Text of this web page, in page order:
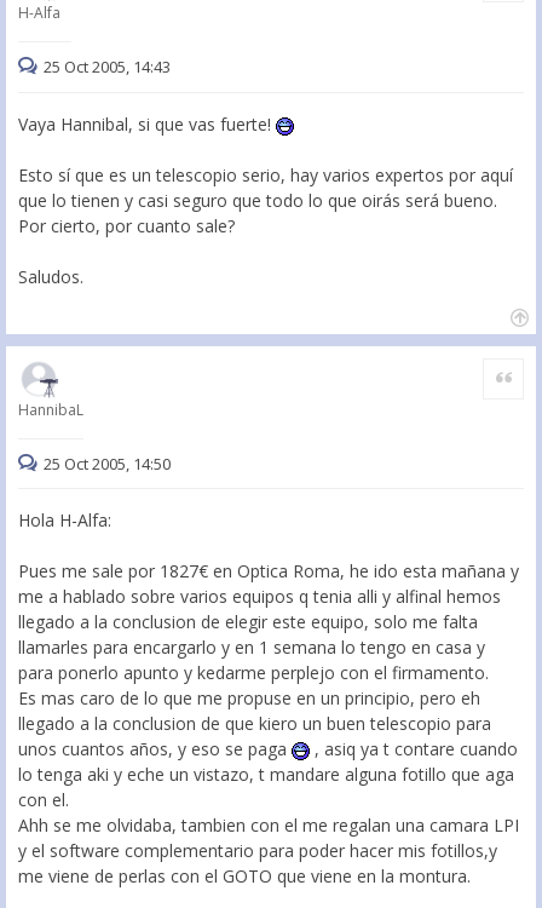
H-Alfa
25 Oct 2005, 14:43
Vaya Hannibal, si que vas fuerte!
Esto sí que es un telescopio serio, hay varios expertos por aquí
que lo tienen y casi seguro que todo lo que oirás será bueno.
Por cierto, por cuanto sale?
Saludos.
HannibaL
Citar
25 Oct 2005, 14:50
Hola H-Alfa:
Pues me sale por 1827€ en Optica Roma, he ido esta mañana y
me a hablado sobre varios equipos q tenia alli y alfinal hemos
llegado a la conclusion de elegir este equipo, solo me falta
llamarles para encargarlo y en 1 semana lo tengo en casa y
para ponerlo apunto y kedarme perplejo con el firmamento.
Es mas caro de lo que me propuse en un principio, pero eh
llegado a la conclusion de que kiero un buen telescopio para
unos cuantos años, y eso se paga
, asiq ya t contare cuando
lo tenga aki y eche un vistazo, t mandare alguna fotillo que aga
con el.
Ahh se me olvidaba, tambien con el me regalan una camara LPI
y el software complementario para poder hacer mis fotillos,y
me viene de perlas con el GOTO que viene en la montura.